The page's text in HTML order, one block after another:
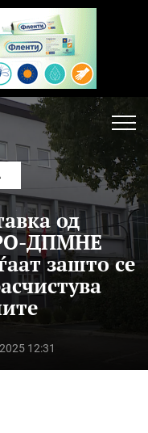
од
ДПМНЕ
зашто се
12:31